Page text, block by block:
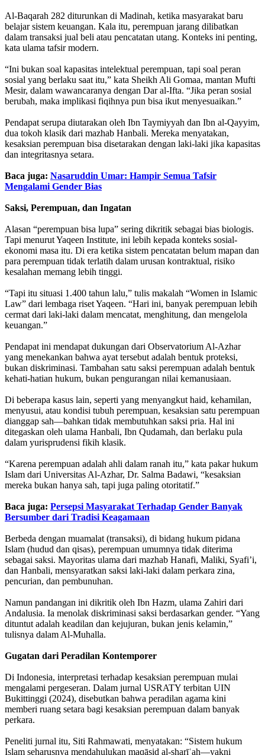
Al-Baqarah 282 diturunkan di Madinah, ketika masyarakat baru
belajar sistem keuangan. Kala itu, perempuan jarang dilibatkan
dalam transaksi jual beli atau pencatatan utang. Konteks ini penting,
kata ulama tafsir modern.
“Ini bukan soal kapasitas intelektual perempuan, tapi soal peran
sosial yang berlaku saat itu,” kata Sheikh Ali Gomaa, mantan Mufti
Mesir, dalam wawancaranya dengan Dar al-Ifta. “Jika peran sosial
berubah, maka implikasi fiqihnya pun bisa ikut menyesuaikan.”
Pendapat serupa diutarakan oleh Ibn Taymiyyah dan Ibn al-Qayyim,
dua tokoh klasik dari mazhab Hanbali. Mereka menyatakan,
kesaksian perempuan bisa disetarakan dengan laki-laki jika kapasitas
dan integritasnya setara.
Baca juga: Nasaruddin Umar: Hampir Semua Tafsir
Mengalami Gender Bias
Saksi, Perempuan, dan Ingatan
Alasan “perempuan bisa lupa” sering dikritik sebagai bias biologis.
Tapi menurut Yaqeen Institute, ini lebih kepada konteks sosial-
ekonomi masa itu. Di era ketika sistem pencatatan belum mapan dan
para perempuan tidak terlatih dalam urusan kontraktual, risiko
kesalahan memang lebih tinggi.
“Tapi itu situasi 1.400 tahun lalu,” tulis makalah “Women in Islamic
Law” dari lembaga riset Yaqeen. “Hari ini, banyak perempuan lebih
cermat dari laki-laki dalam mencatat, menghitung, dan mengelola
keuangan.”
Pendapat ini mendapat dukungan dari Observatorium Al-Azhar
yang menekankan bahwa ayat tersebut adalah bentuk proteksi,
bukan diskriminasi. Tambahan satu saksi perempuan adalah bentuk
kehati-hatian hukum, bukan pengurangan nilai kemanusiaan.
Di beberapa kasus lain, seperti yang menyangkut haid, kehamilan,
menyusui, atau kondisi tubuh perempuan, kesaksian satu perempuan
dianggap sah—bahkan tidak membutuhkan saksi pria. Hal ini
ditegaskan oleh ulama Hanbali, Ibn Qudamah, dan berlaku pula
dalam yurisprudensi fikih klasik.
“Karena perempuan adalah ahli dalam ranah itu,” kata pakar hukum
Islam dari Universitas Al-Azhar, Dr. Salma Badawi, “kesaksian
mereka bukan hanya sah, tapi juga paling otoritatif.”
Baca juga: Persepsi Masyarakat Terhadap Gender Banyak
Bersumber dari Tradisi Keagamaan
Berbeda dengan muamalat (transaksi), di bidang hukum pidana
Islam (hudud dan qisas), perempuan umumnya tidak diterima
sebagai saksi. Mayoritas ulama dari mazhab Hanafi, Maliki, Syafi’i,
dan Hanbali, mensyaratkan saksi laki-laki dalam perkara zina,
pencurian, dan pembunuhan.
Namun pandangan ini dikritik oleh Ibn Hazm, ulama Zahiri dari
Andalusia. Ia menolak diskriminasi saksi berdasarkan gender. “Yang
dituntut adalah keadilan dan kejujuran, bukan jenis kelamin,”
tulisnya dalam Al-Muhalla.
Gugatan dari Peradilan Kontemporer
Di Indonesia, interpretasi terhadap kesaksian perempuan mulai
mengalami pergeseran. Dalam jurnal USRATY terbitan UIN
Bukittinggi (2024), disebutkan bahwa peradilan agama kini
memberi ruang setara bagi kesaksian perempuan dalam banyak
perkara.
Peneliti jurnal itu, Siti Rahmawati, menyatakan: “Sistem hukum
Islam seharusnya mendahulukan maqāṣid al-sharīʿah—yakni